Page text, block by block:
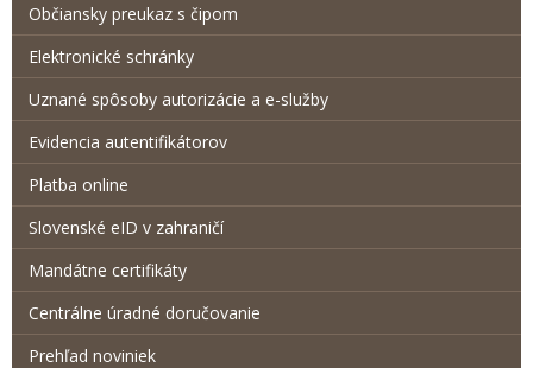
Občiansky preukaz s čipom
Elektronické schránky
Uznané spôsoby autorizácie a e-služby
Evidencia autentifikátorov
Platba online
Slovenské eID v zahraničí
Mandátne certifikáty
Centrálne úradné doručovanie
Prehľad noviniek